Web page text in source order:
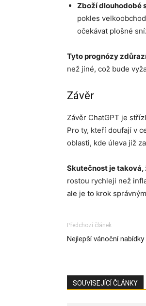
Zboží dlouhodobé
pokles
očekávat plošné
Tyto prognózy
než jiné, což bude
Závěr
Závěr ChatGPT je
Pro ty, kteří doufají v
oblasti, kde úleva již
Skutečnost je taková,
rostou rychleji než
ale je to krok
Předchozí článek
Nejlepší vánoční nabídky
SOUVISEJÍCÍ ČLÁNKY